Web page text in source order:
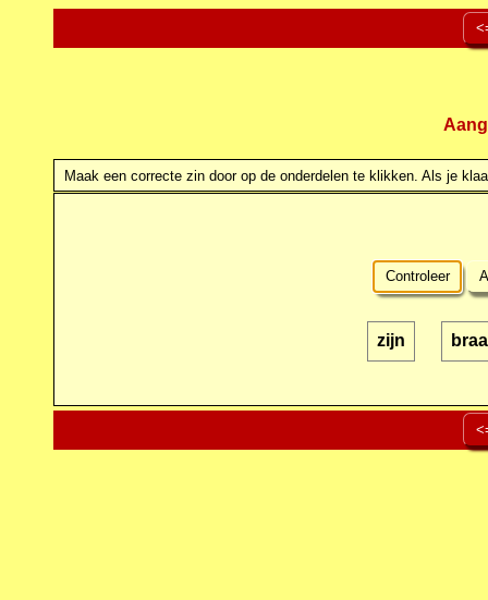
Maak een correcte zin door op de onderdelen te klikken. Als je
Controleer
zijn